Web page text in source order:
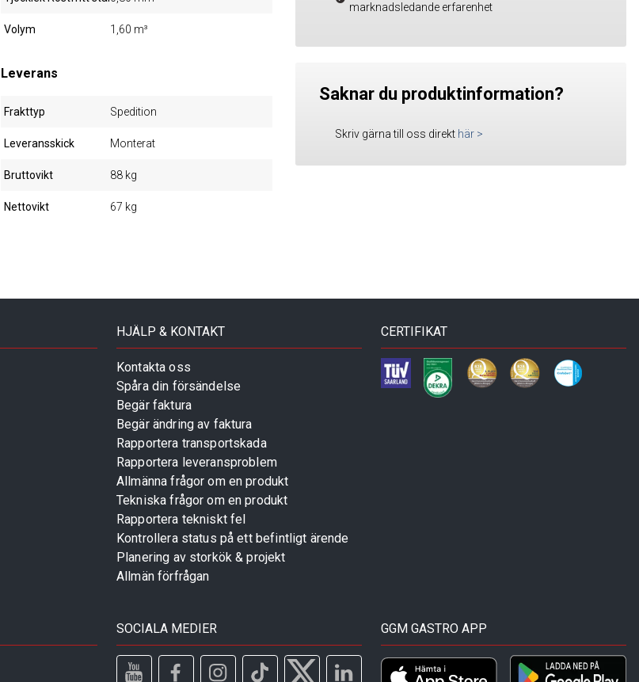
Volym 1,60 m³
Leverans
Frakttyp Spedition
Leveransskick Monterat
Bruttovikt 88 kg
Nettovikt 67 kg
marknadsledande erfarenhet
Saknar du produktinformation?
Skriv gärna till oss direkt här >
HJÄLP & KONTAKT
Kontakta oss
Spåra din försändelse
Begär faktura
Begär ändring av faktura
Rapportera transportskada
Rapportera leveransproblem
Allmänna frågor om en produkt
Tekniska frågor om en produkt
Rapportera tekniskt fel
Kontrollera status på ett befintligt ärende
Planering av storkök & projekt
Allmän förfrågan
CERTIFIKAT
SOCIALA MEDIER GGM GASTRO APP